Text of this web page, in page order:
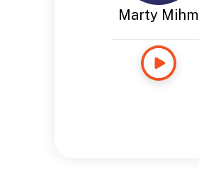
Marty Mihm